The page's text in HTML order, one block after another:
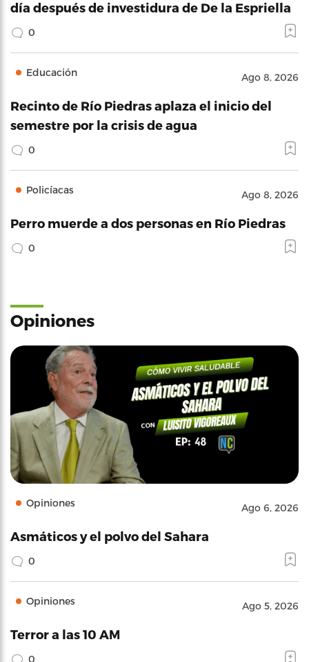
día después de investidura de De la Espriella
0
Educación Ago 8, 2026
Recinto de Río Piedras aplaza el inicio del
semestre por la crisis de agua
0
Policíacas Ago 8, 2026
Perro muerde a dos personas en Río Piedras
0
Opiniones
Opiniones Ago 6, 2026
Asmáticos y el polvo del Sahara
0
Opiniones Ago 5, 2026
Terror a las 10 AM
0